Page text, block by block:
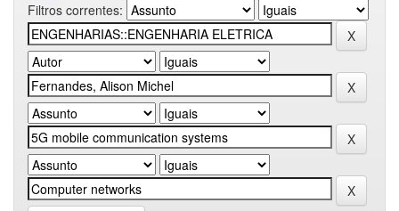
Filtros correntes: